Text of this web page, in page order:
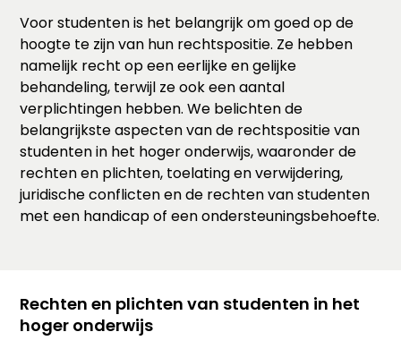
Voor studenten is het belangrijk om goed op de
hoogte te zijn van hun rechtspositie. Ze hebben
namelijk recht op een eerlijke en gelijke
behandeling, terwijl ze ook een aantal
verplichtingen hebben. We belichten de
belangrijkste aspecten van de rechtspositie van
studenten in het hoger onderwijs, waaronder de
rechten en plichten, toelating en verwijdering,
juridische conflicten en de rechten van studenten
met een handicap of een ondersteuningsbehoefte.
Rechten en plichten van studenten in het
hoger onderwijs